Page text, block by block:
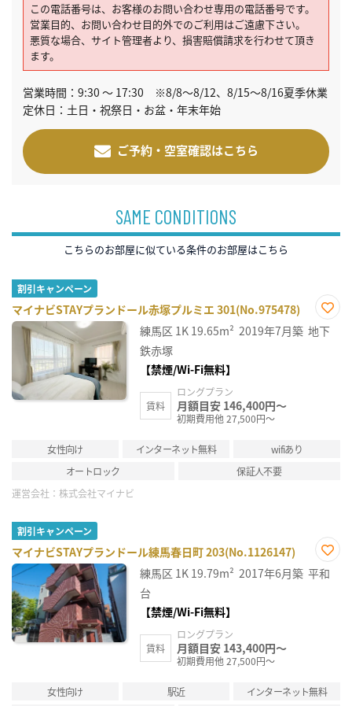
この電話番号は、お客様のお問い合わせ専用の電話番号です。
営業目的、お問い合わせ目的外でのご利用はご遠慮下さい。
悪質な場合、サイト管理者より、損害賠償請求を行わせて頂き
ます。
営業時間：9:30 ～ 17:30 ※8/8～8/12、8/15～8/16夏季休業
定休日：土日・祝祭日・お盆・年末年始
ご予約・空室確認はこちら
SAME CONDITIONS
こちらのお部屋に似ている条件のお部屋はこちら
割引キャンペーン
マイナビSTAYプランドール赤塚プルミエ 301(No.975478)
お気
に入
練馬区 1K 19.65m² 2019年7月築 地下
鉄赤塚
【禁煙/Wi-Fi無料】
賃料
ロングプラン
月額目安 146,400円～
初期費用他 27,500円～
女性向け インターネット無料
wifiあり
オートロック
保証人不要
運営会社： 株式会社マイナビ
割引キャンペーン
マイナビSTAYプランドール練馬春日町 203(No.1126147)
お気
に入
練馬区 1K 19.79m² 2017年6月築 平和
台
【禁煙/Wi-Fi無料】
賃料
ロングプラン
月額目安 143,400円～
初期費用他 27,500円～
女性向け 駅近
インターネット無料